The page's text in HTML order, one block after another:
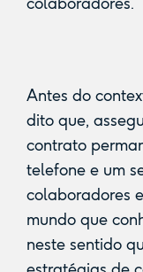
Antes do
dito que,
contrato
telefone e um
colaboradores
mundo que
neste sentido